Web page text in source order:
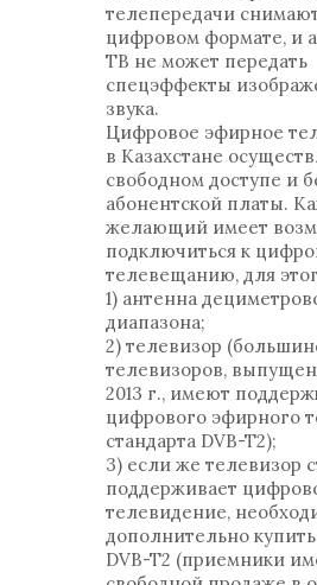
телепередачи
цифровом формате, и
ТВ не может передать
спецэффекты
звука.
Цифровое эфирное
в Казахстане
свободном доступе и
абонентской платы.
желающий имеет
подключиться к
телевещанию, для
1) антенна
диапазона;
2) телевизор
телевизоров,
2013 г., имеют
цифрового эфирного
стандарта DVB-T2);
3) если же телевизор
поддерживает
телевидение,
дополнительно
DVB-T2 (приемники